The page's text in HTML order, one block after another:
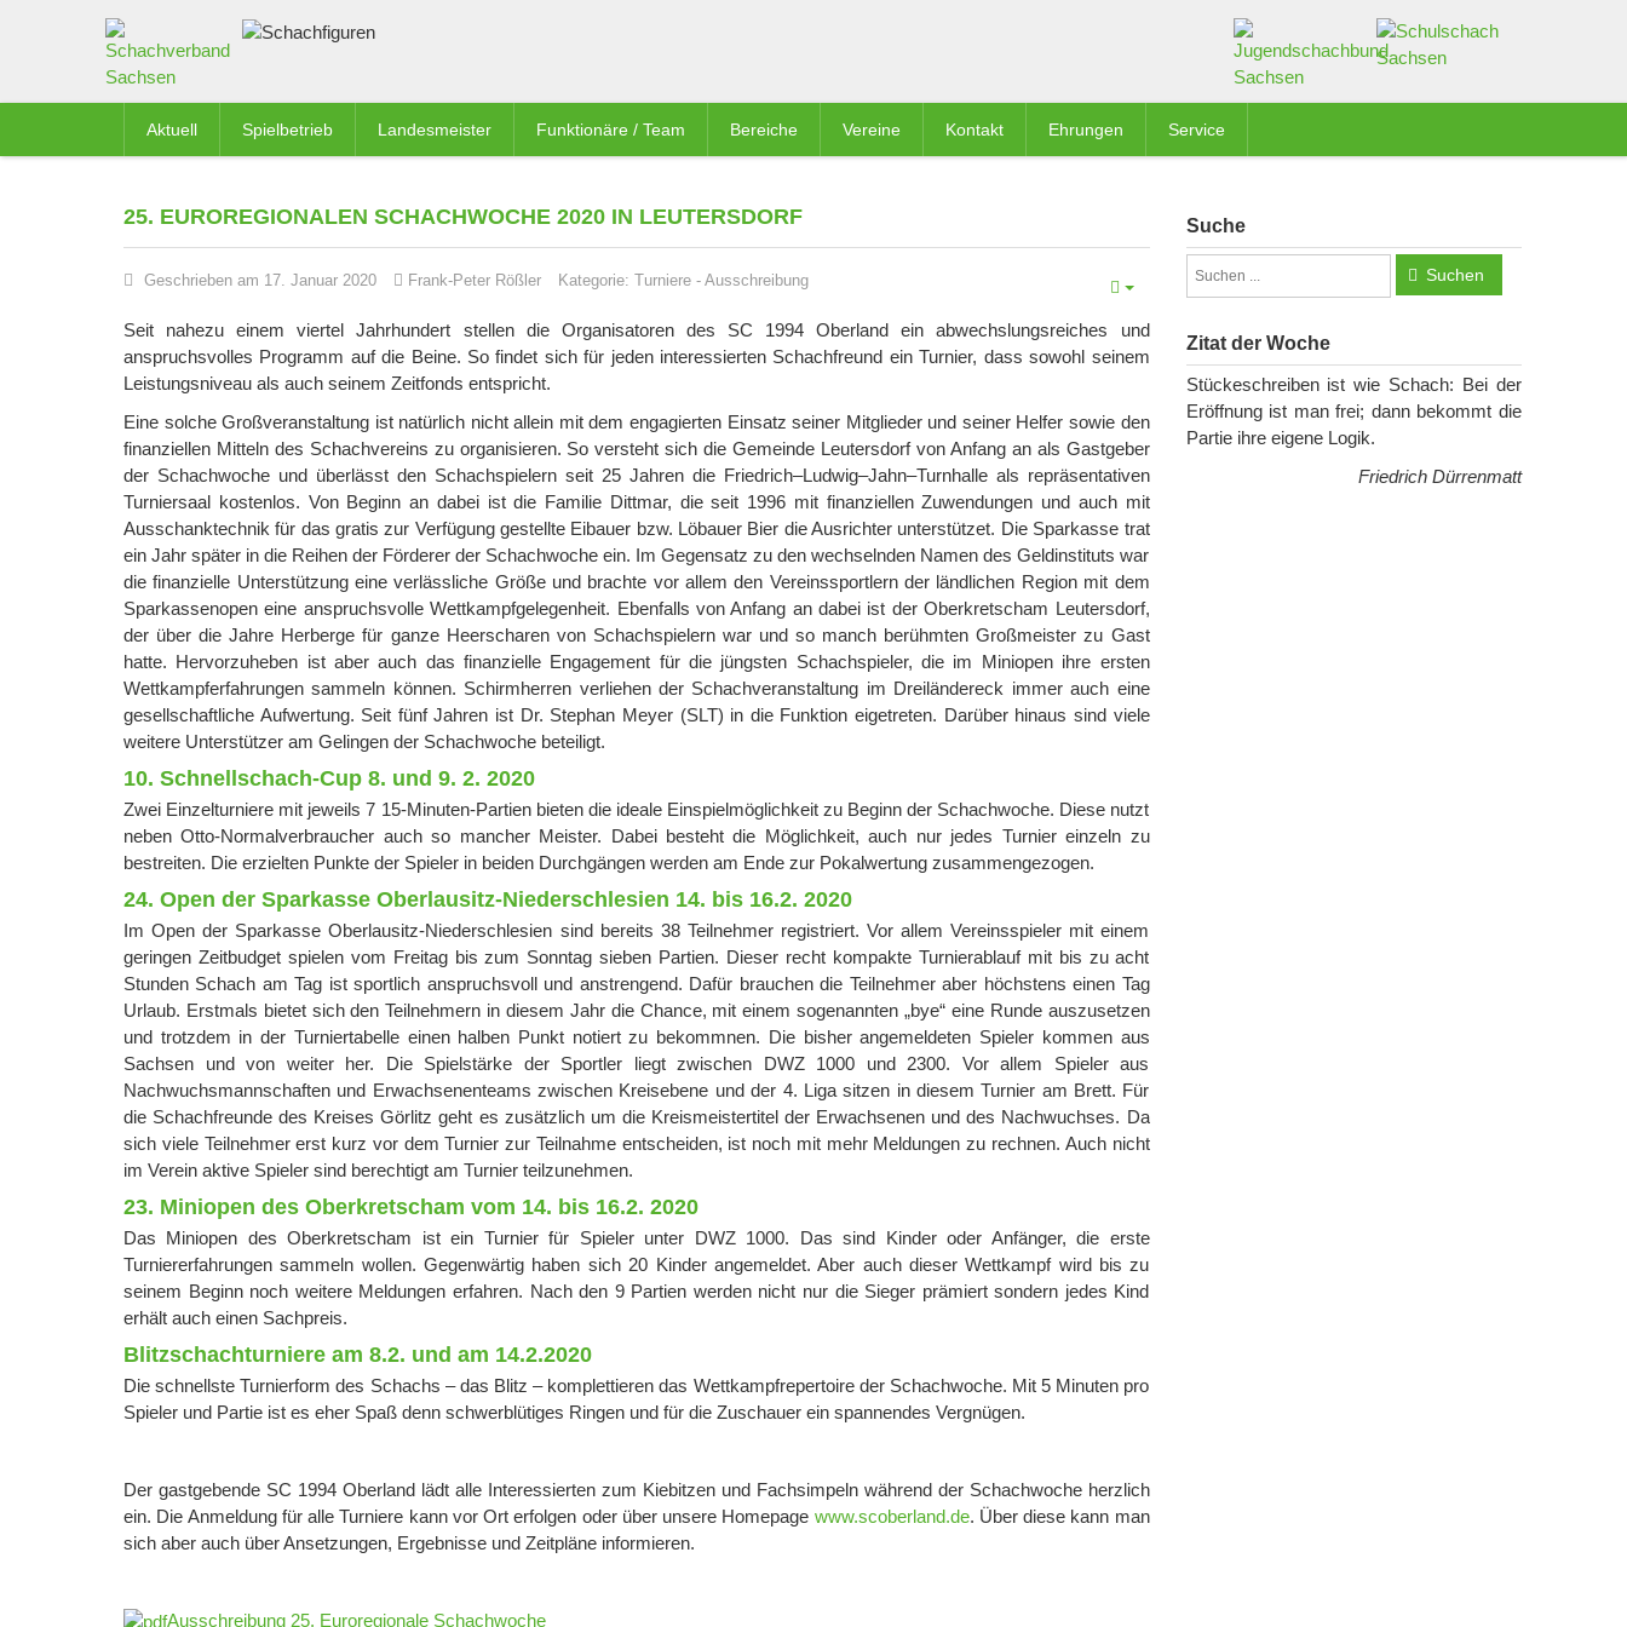
Aktuell Spielbetrieb Landesmeister Funktionäre / Team Bereiche Vereine Kontakt Ehrungen Service
25. EUROREGIONALEN SCHACHWOCHE 2020 IN LEUTERSDORF
Geschrieben am 17. Januar 2020 Frank-Peter Rößler Kategorie: Turniere - Ausschreibung
Seit nahezu einem viertel Jahrhundert stellen die Organisatoren des SC 1994 Oberland ein abwechslungsreiches und
anspruchsvolles Programm auf die Beine. So findet sich für jeden interessierten Schachfreund ein Turnier, dass sowohl seinem
Leistungsniveau als auch seinem Zeitfonds entspricht.
Eine solche Großveranstaltung ist natürlich nicht allein mit dem engagierten Einsatz seiner Mitglieder und seiner Helfer sowie den
finanziellen Mitteln des Schachvereins zu organisieren. So versteht sich die Gemeinde Leutersdorf von Anfang an als Gastgeber
der Schachwoche und überlässt den Schachspielern seit 25 Jahren die Friedrich–Ludwig–Jahn–Turnhalle als repräsentativen
Turniersaal kostenlos. Von Beginn an dabei ist die Familie Dittmar, die seit 1996 mit finanziellen Zuwendungen und auch mit
Ausschanktechnik für das gratis zur Verfügung gestellte Eibauer bzw. Löbauer Bier die Ausrichter unterstützet. Die Sparkasse trat
ein Jahr später in die Reihen der Förderer der Schachwoche ein. Im Gegensatz zu den wechselnden Namen des Geldinstituts war
die finanzielle Unterstützung eine verlässliche Größe und brachte vor allem den Vereinssportlern der ländlichen Region mit dem
Sparkassenopen eine anspruchsvolle Wettkampfgelegenheit. Ebenfalls von Anfang an dabei ist der Oberkretscham Leutersdorf,
der über die Jahre Herberge für ganze Heerscharen von Schachspielern war und so manch berühmten Großmeister zu Gast
hatte. Hervorzuheben ist aber auch das finanzielle Engagement für die jüngsten Schachspieler, die im Miniopen ihre ersten
Wettkampferfahrungen sammeln können. Schirmherren verliehen der Schachveranstaltung im Dreiländereck immer auch eine
gesellschaftliche Aufwertung. Seit fünf Jahren ist Dr. Stephan Meyer (SLT) in die Funktion eigetreten. Darüber hinaus sind viele
weitere Unterstützer am Gelingen der Schachwoche beteiligt.
10. Schnellschach-Cup 8. und 9. 2. 2020
Zwei Einzelturniere mit jeweils 7 15-Minuten-Partien bieten die ideale Einspielmöglichkeit zu Beginn der Schachwoche. Diese nutzt
neben Otto-Normalverbraucher auch so mancher Meister. Dabei besteht die Möglichkeit, auch nur jedes Turnier einzeln zu
bestreiten. Die erzielten Punkte der Spieler in beiden Durchgängen werden am Ende zur Pokalwertung zusammengezogen.
24. Open der Sparkasse Oberlausitz-Niederschlesien 14. bis 16.2. 2020
Im Open der Sparkasse Oberlausitz-Niederschlesien sind bereits 38 Teilnehmer registriert. Vor allem Vereinsspieler mit einem
geringen Zeitbudget spielen vom Freitag bis zum Sonntag sieben Partien. Dieser recht kompakte Turnierablauf mit bis zu acht
Stunden Schach am Tag ist sportlich anspruchsvoll und anstrengend. Dafür brauchen die Teilnehmer aber höchstens einen Tag
Urlaub. Erstmals bietet sich den Teilnehmern in diesem Jahr die Chance, mit einem sogenannten „bye“ eine Runde auszusetzen
und trotzdem in der Turniertabelle einen halben Punkt notiert zu bekommnen. Die bisher angemeldeten Spieler kommen aus
Sachsen und von weiter her. Die Spielstärke der Sportler liegt zwischen DWZ 1000 und 2300. Vor allem Spieler aus
Nachwuchsmannschaften und Erwachsenenteams zwischen Kreisebene und der 4. Liga sitzen in diesem Turnier am Brett. Für
die Schachfreunde des Kreises Görlitz geht es zusätzlich um die Kreismeistertitel der Erwachsenen und des Nachwuchses. Da
sich viele Teilnehmer erst kurz vor dem Turnier zur Teilnahme entscheiden, ist noch mit mehr Meldungen zu rechnen. Auch nicht
im Verein aktive Spieler sind berechtigt am Turnier teilzunehmen.
23. Miniopen des Oberkretscham vom 14. bis 16.2. 2020
Das Miniopen des Oberkretscham ist ein Turnier für Spieler unter DWZ 1000. Das sind Kinder oder Anfänger, die erste
Turniererfahrungen sammeln wollen. Gegenwärtig haben sich 20 Kinder angemeldet. Aber auch dieser Wettkampf wird bis zu
seinem Beginn noch weitere Meldungen erfahren. Nach den 9 Partien werden nicht nur die Sieger prämiert sondern jedes Kind
erhält auch einen Sachpreis.
Blitzschachturniere am 8.2. und am 14.2.2020
Die schnellste Turnierform des Schachs – das Blitz – komplettieren das Wettkampfrepertoire der Schachwoche. Mit 5 Minuten pro
Spieler und Partie ist es eher Spaß denn schwerblütiges Ringen und für die Zuschauer ein spannendes Vergnügen.
Der gastgebende SC 1994 Oberland lädt alle Interessierten zum Kiebitzen und Fachsimpeln während der Schachwoche herzlich
ein. Die Anmeldung für alle Turniere kann vor Ort erfolgen oder über unsere Homepage www.scoberland.de. Über diese kann man
sich aber auch über Ansetzungen, Ergebnisse und Zeitpläne informieren.
Ausschreibung 25. Euroregionale Schachwoche
Suche
Suchen
Zitat der Woche
Stückeschreiben ist wie Schach: Bei der
Eröffnung ist man frei; dann bekommt die
Partie ihre eigene Logik.
Friedrich Dürrenmatt